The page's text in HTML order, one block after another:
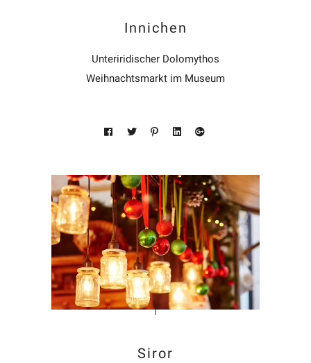
Innichen
Unteriridischer Dolomythos
Weihnachtsmarkt im Museum
Siror